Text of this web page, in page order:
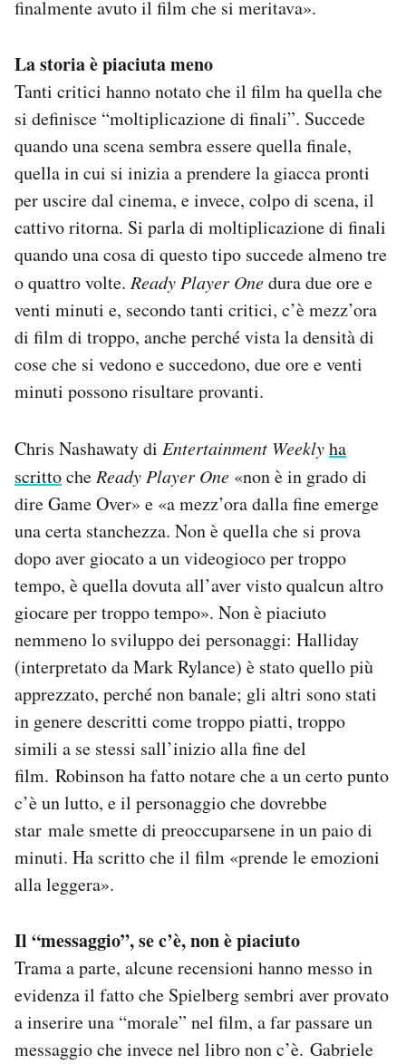
finalmente avuto il film che si meritava».
La storia è piaciuta meno
Tanti critici hanno notato che il film ha quella che
si definisce “moltiplicazione di finali”. Succede
quando una scena sembra essere quella finale,
quella in cui si inizia a prendere la giacca pronti
per uscire dal cinema, e invece, colpo di scena, il
cattivo ritorna. Si parla di moltiplicazione di finali
quando una cosa di questo tipo succede almeno tre
o quattro volte. Ready Player Onedura due ore e
venti minuti e, secondo tanti critici, c’è mezz’ora
di film di troppo, anche perché vista la densità di
cose che si vedono e succedono, due ore e venti
minuti possono risultare provanti.
Chris Nashawaty di Entertainment Weeklyha
scrittocheReady Player One «non è in grado di
dire Game Over» e «a mezz’ora dalla fine emerge
una certa stanchezza. Non è quella che si prova
dopo aver giocato a un videogioco per troppo
tempo, è quella dovuta all’aver visto qualcun altro
giocare per troppo tempo». Non è piaciuto
nemmeno lo sviluppo dei personaggi: Halliday
(interpretato da Mark Rylance) è stato quello più
apprezzato, perché non banale; gli altri sono stati
in genere descritti come troppo piatti, troppo
simili a se stessi sall’inizio alla fine del
film. Robinson ha fatto notare che a un certo punto
c’è un lutto, e il personaggio che dovrebbe
star male smette di preoccuparsene in un paio di
minuti. Ha scritto che il film «prende le emozioni
alla leggera».
Il “messaggio”, se c’è, non è piaciuto
Trama a parte, alcune recensioni hanno messo in
evidenza il fatto che Spielberg sembri aver provato
a inserire una “morale” nel film, a far passare un
messaggio che invece nel libro non c’è. Gabriele